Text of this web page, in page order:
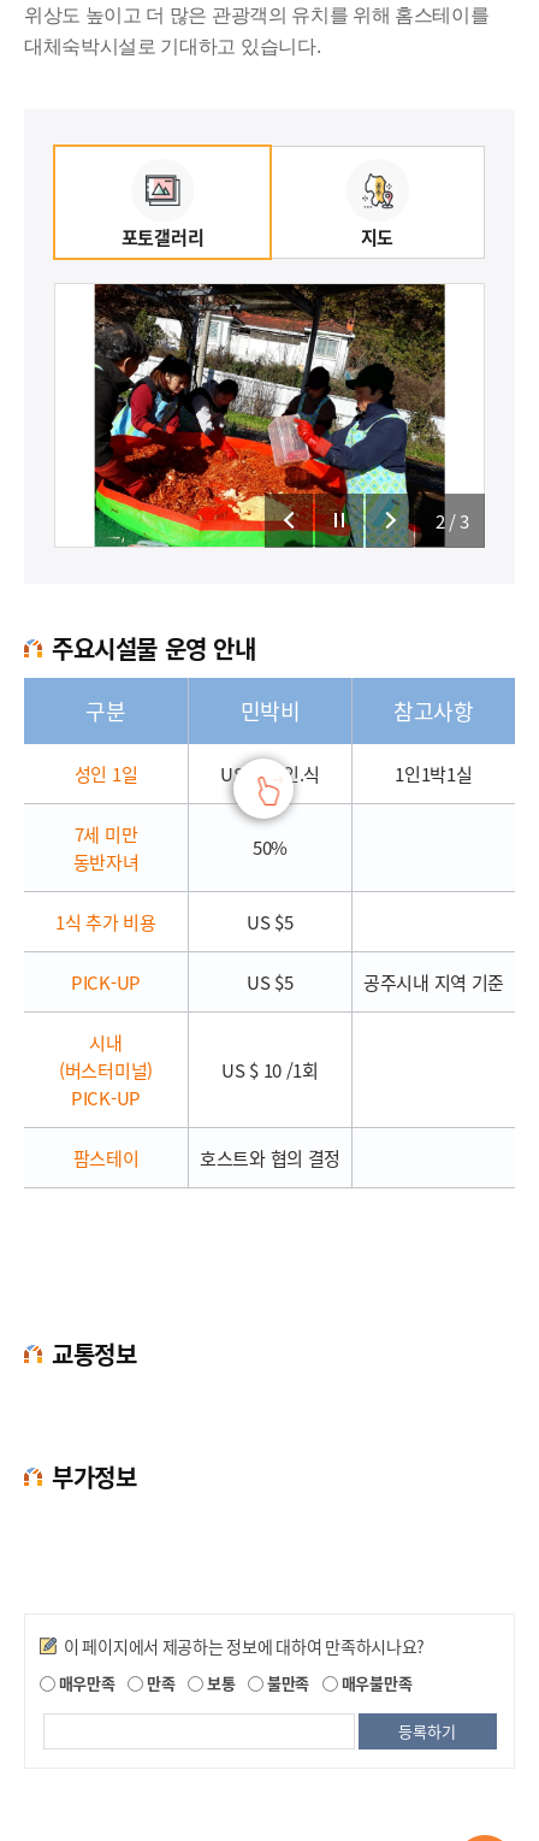
위상도 높이고 더 많은 관광객의 유치를 위해 홈스테이를
대체숙박시설로 기대하고 있습니다.
포토갤러리 지도
2 /3
주요시설물 운영 안내
구분 민박비 참고사항
성인 1일 US $25/인.식 1인1박1실
7세 미만
동반자녀
50%
1식 추가 비용 US $5
PICK-UP US $5 공주시내 지역 기준
시내
(버스터미널)
PICK-UP
US $ 10 /1회
팜스테이 호스트와 협의 결정
교통정보
부가정보
만족도조사
이 페이지에서 제공하는 정보에 대하여 만족하시나요?
매우만족 만족 보통 불만족 매우불만족